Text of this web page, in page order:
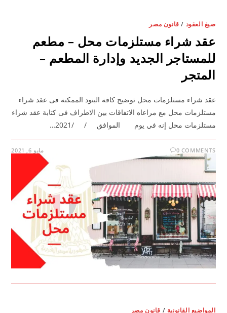
صيغ العقود / قانون مصر
عقد شراء مستلزمات محل – مطعم
للمستاجر الجديد وإدارة المطعم –
المتجر
عقد شراء مستلزمات محل توضيح كافة البنود الممكنة فى عقد شراء
مستلزمات محل مع مراعاه الاتفاقات بين الاطراف فى كتابة عقد شراء
مستلزمات محل إنه في يوم الموافق / /2021…
0 COMMENTS مايو 6, 2021
المواضيع القانونية / قانون مصر